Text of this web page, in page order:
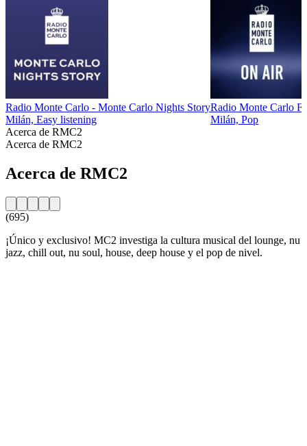
Radio Monte Carlo - Monte Carlo Nights Story
Milán, Easy listening
Radio Monte Carlo
Milán, Pop
Acerca de RMC2
Acerca de RMC2
Acerca de RMC2
(695)
¡Único y exclusivo! MC2 investiga la cultura musical del lounge, nu
jazz, chill out, nu soul, house, deep house y el pop de nivel.